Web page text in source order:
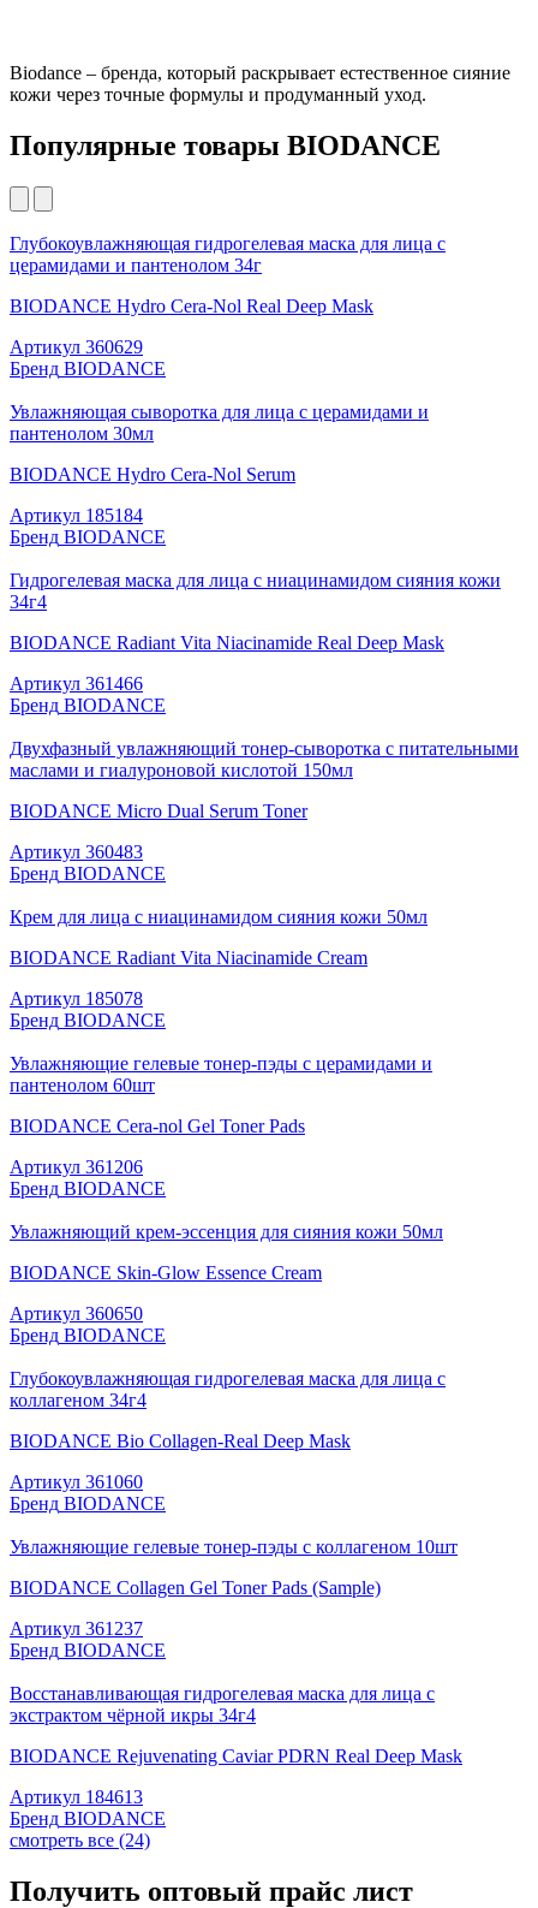
Biodance – бренда, который раскрывает естественное сияние
кожи через точные формулы и продуманный уход.
Популярные товары BIODANCE
Глубокоувлажняющая гидрогелевая маска для лица с
церамидами и пантенолом 34г
BIODANCE Hydro Cera-Nol Real Deep Mask
Артикул 360629
Бренд BIODANCE
Увлажняющая сыворотка для лица с церамидами и
пантенолом 30мл
BIODANCE Hydro Cera-Nol Serum
Артикул 185184
Бренд BIODANCE
Гидрогелевая маска для лица с ниацинамидом сияния кожи
34г4
BIODANCE Radiant Vita Niacinamide Real Deep Mask
Артикул 361466
Бренд BIODANCE
Двухфазный увлажняющий тонер-сыворотка с питательными
маслами и гиалуроновой кислотой 150мл
BIODANCE Micro Dual Serum Toner
Артикул 360483
Бренд BIODANCE
Крем для лица с ниацинамидом сияния кожи 50мл
BIODANCE Radiant Vita Niacinamide Cream
Артикул 185078
Бренд BIODANCE
Увлажняющие гелевые тонер-пэды с церамидами и
пантенолом 60шт
BIODANCE Cera-nol Gel Toner Pads
Артикул 361206
Бренд BIODANCE
Увлажняющий крем-эссенция для сияния кожи 50мл
BIODANCE Skin-Glow Essence Cream
Артикул 360650
Бренд BIODANCE
Глубокоувлажняющая гидрогелевая маска для лица с
коллагеном 34г4
BIODANCE Bio Collagen-Real Deep Mask
Артикул 361060
Бренд BIODANCE
Увлажняющие гелевые тонер-пэды с коллагеном 10шт
BIODANCE Collagen Gel Toner Pads (Sample)
Артикул 361237
Бренд BIODANCE
Восстанавливающая гидрогелевая маска для лица с
экстрактом чёрной икры 34г4
BIODANCE Rejuvenating Caviar PDRN Real Deep Mask
Артикул 184613
Бренд BIODANCE
смотреть все (24)
Получить оптовый прайс лист